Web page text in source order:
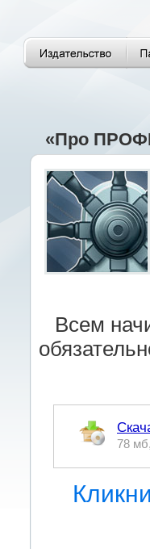
«Про
Всем
78